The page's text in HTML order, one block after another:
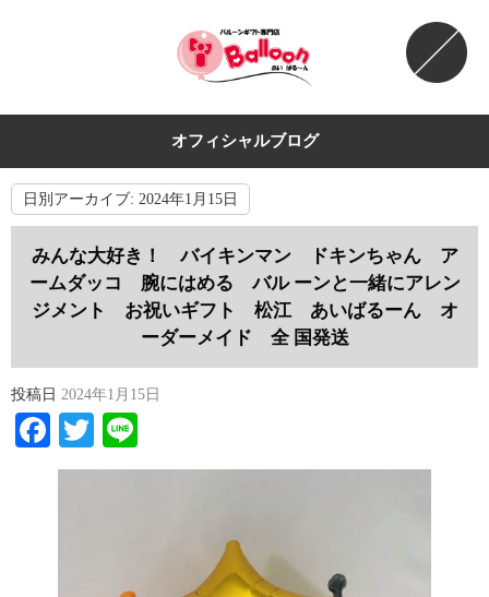
オフィシャルブログ
日別アーカイブ: 2024年1月15日
みんな大好き！ バイキンマン ドキンちゃん ア
ームダッコ 腕にはめる バル ーンと一緒にアレン
ジメント お祝いギフト 松江 あいばるーん オ
ーダーメイド 全 国発送
投稿日 2024年1月15日
Facebook
Twitter